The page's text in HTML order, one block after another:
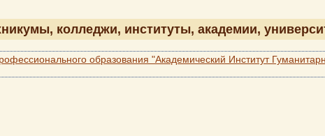
колледжи, институты, академии,
образования "Академический Институт